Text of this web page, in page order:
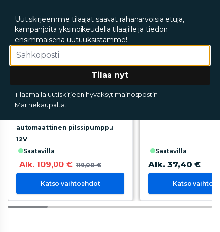
automaattinen pilssipumppu
12V
saatavilla
Alk. 109,00 € 119,00 €
Katso vaihtoehdot
saatavilla
Alk. 37,40 €
Katso
Uutiskirjeemme tilaajat saavat rahanarvoisia etuja,
kampanjoita yksinoikeudella tilaajille ja tiedon
ensimmäisenä uutuuksistamme!
Tilaa nyt
TIlaamalla uutiskirjeen hyväksyt mainospostin
Marinekaupalta.